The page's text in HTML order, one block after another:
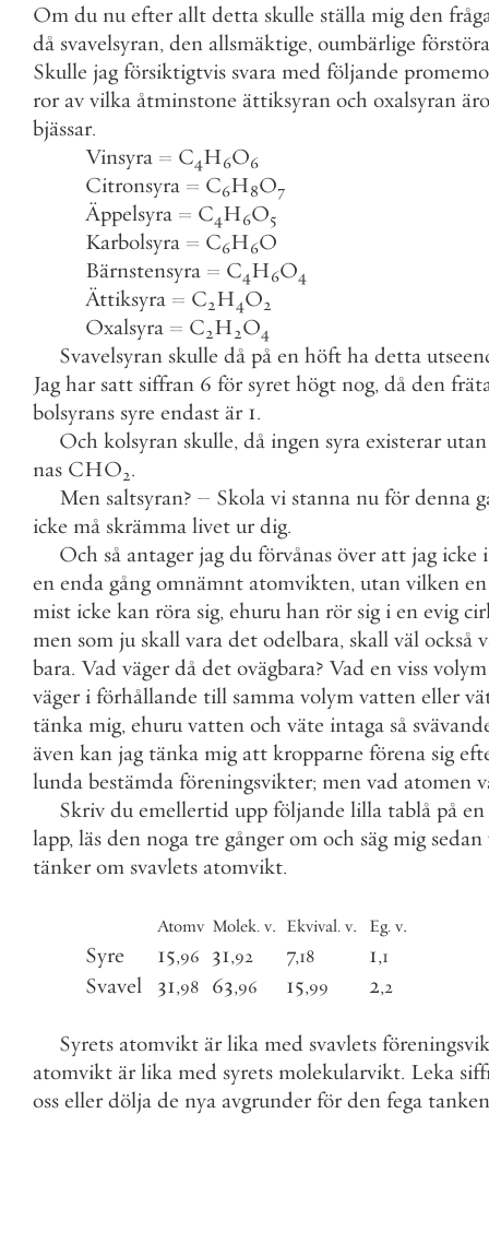
Om du nu efter allt detta skulle ställa mig den
då svavelsyran, den allsmäktige, oumbärlige
Skulle jag försiktigtvis svara med följande
ror av vilka åtminstone ättiksyran och oxalsyran äro
bjässar.
Vinsyra = C4H6O6
Citronsyra = C6H8O7
Äppelsyra = C4H6O5
Karbolsyra = C6H6O
Bärnstensyra = C4H6O4
Ättiksyra = C2H4O2
Oxalsyra = C2H2O4
Svavelsyran skulle då på en höft ha detta
Jag har satt siffran 6 för syret högt nog, då den
bolsyrans syre endast är 1.
Och kolsyran skulle, då ingen syra existerar utan
nas CHO2.
Men saltsyran? – Skola vi stanna nu för denna
icke må skrämma livet ur dig.
Och så antager jag du förvånas över att jag icke i
en enda gång omnämnt atomvikten, utan vilken en
mist icke kan röra sig, ehuru han rör sig i en evig
men som ju skall vara det odelbara, skall väl också
bara. Vad väger då det ovägbara? Vad en viss volym
väger i förhållande till samma volym vatten eller
tänka mig, ehuru vatten och väte intaga så
även kan jag tänka mig att kropparne förena sig
lunda bestämda föreningsvikter; men vad atomen
Skriv du emellertid upp följande lilla tablå på en
lapp, läs den noga tre gånger om och säg mig sedan
tänker om svavlets atomvikt.
Atomv Molek. v. Ekvival. v. Eg. v.
Syre
15,96 31,92 7,18 1,1
Svavel 31,98 63,96 15,99 2,2
Syrets atomvikt är lika med svavlets
atomvikt är lika med syrets molekularvikt. Leka
oss eller dölja de nya avgrunder för den fega tanken